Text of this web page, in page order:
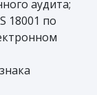
аудита;
18001 по